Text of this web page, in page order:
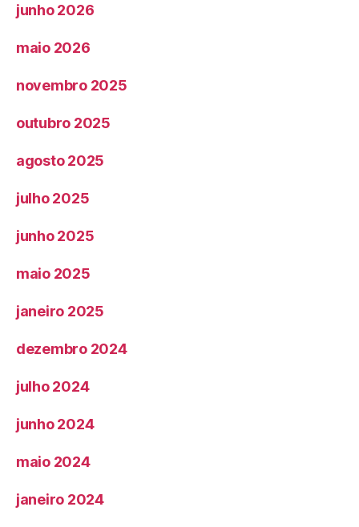
junho 2026
maio 2026
novembro 2025
outubro 2025
agosto 2025
julho 2025
junho 2025
maio 2025
janeiro 2025
dezembro 2024
julho 2024
junho 2024
maio 2024
janeiro 2024